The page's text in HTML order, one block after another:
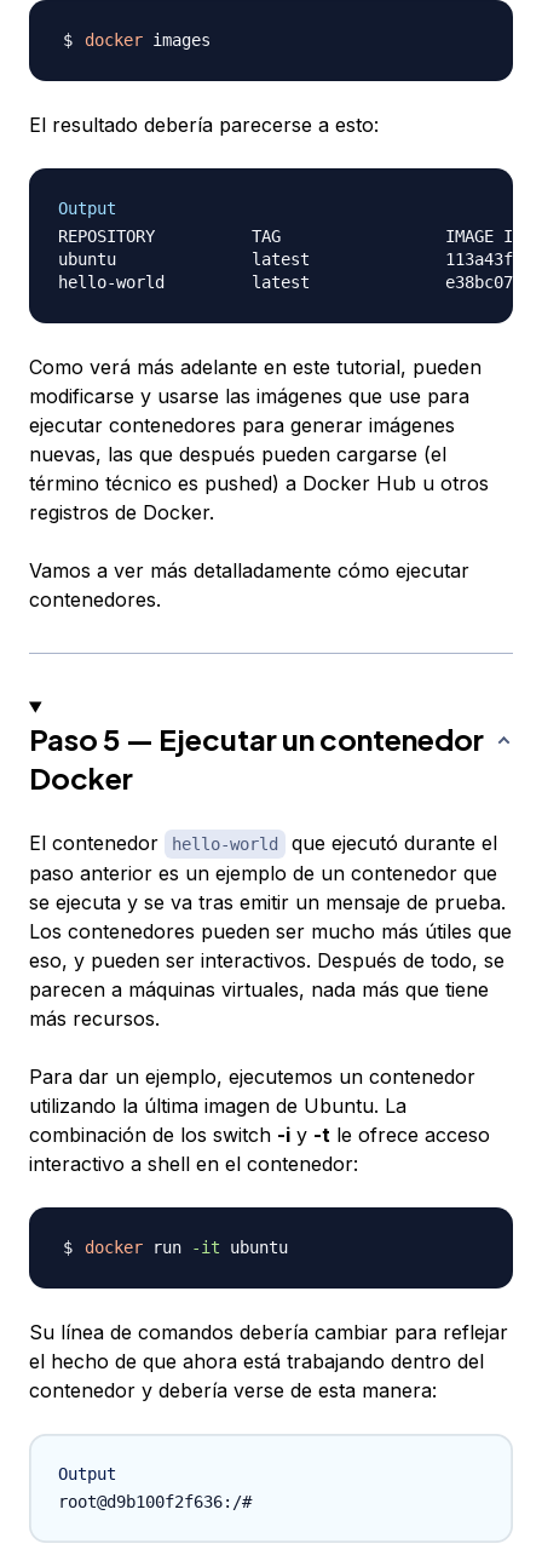
docker
El resultado debería parecerse a esto:
Output
REPOSITORY          TAG                 IMAGE
ubuntu              latest
Como verá más adelante en este tutorial, pueden
modificarse y usarse las imágenes que use para
ejecutar contenedores para generar imágenes
nuevas, las que después pueden cargarse (el
término técnico es pushed) a Docker Hub u otros
registros de Docker.
Vamos a ver más detalladamente cómo ejecutar
contenedores.
Paso 5 — Ejecutar un contenedor
Docker
El contenedor hello-world
que ejecutó durante el
paso anterior es un ejemplo de un contenedor que
se ejecuta y se va tras emitir un mensaje de prueba.
Los contenedores pueden ser mucho más útiles que
eso, y pueden ser interactivos. Después de todo, se
parecen a máquinas virtuales, nada más que tiene
más recursos.
Para dar un ejemplo, ejecutemos un contenedor
utilizando la última imagen de Ubuntu. La
combinación de los switch -i y -t le ofrece acceso
interactivo a shell en el contenedor:
docker run -it
Su línea de comandos debería cambiar para reflejar
el hecho de que ahora está trabajando dentro del
contenedor y debería verse de esta manera:
Output